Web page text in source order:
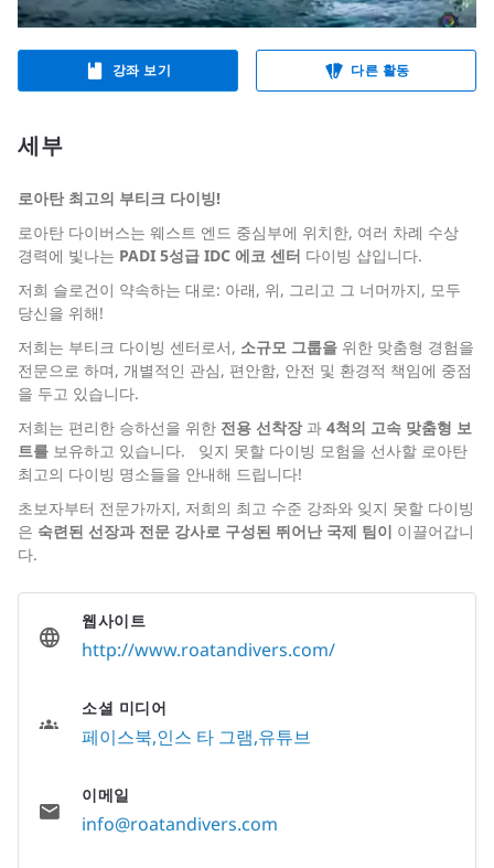
강좌 보기 다른 활동
세부
로아탄 최고의 부티크 다이빙!
로아탄 다이버스는 웨스트 엔드 중심부에 위치한, 여러 차례 수상
경력에 빛나는 PADI 5성급 IDC 에코 센터 다이빙 샵입니다.
저희 슬로건이 약속하는 대로: 아래, 위, 그리고 그 너머까지, 모두
당신을 위해!
저희는 부티크 다이빙 센터로서, 소규모 그룹을 위한 맞춤형 경험을
전문으로 하며, 개별적인 관심, 편안함, 안전 및 환경적 책임에 중점
을 두고 있습니다.
저희는 편리한 승하선을 위한 전용 선착장과 4척의 고속 맞춤형 보
트를 보유하고 있습니다.
잊지 못할 다이빙 모험을 선사할 로아탄
최고의 다이빙 명소들을 안내해 드립니다!
초보자부터 전문가까지, 저희의 최고 수준 강좌와 잊지 못할 다이빙
은 숙련된 선장과 전문 강사로 구성된 뛰어난 국제 팀이 이끌어갑니
다.
웹사이트
http://www.roatandivers.com/
소셜 미디어
페이스북 인스 타 그램 유튜브
이메일
info@roatandivers.com